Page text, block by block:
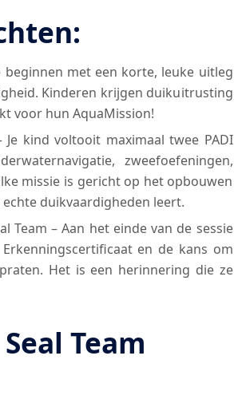
met een korte, leuke uitleg
Kinderen krijgen duikuitrusting
voor hun AquaMission!
kind voltooit maximaal twee PADI
zweefoefeningen,
missie is gericht op het opbouwen
duikvaardigheden leert.
Team – Aan het einde van de sessie
en de kans om
Het is een herinnering die ze
Team